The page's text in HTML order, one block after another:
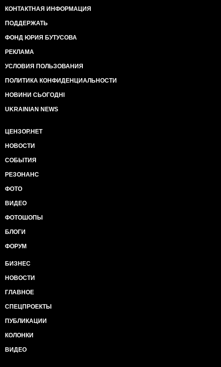
КОНТАКТНАЯ ИНФОРМАЦИЯ
ПОДДЕРЖАТЬ
ФОНД ЮРИЯ БУТУСОВА
РЕКЛАМА
УСЛОВИЯ ПОЛЬЗОВАНИЯ
ПОЛИТИКА КОНФИДЕНЦИАЛЬНОСТИ
НОВИНИ СЬОГОДНІ
UKRAINIAN NEWS
ЦЕНЗОР.НЕТ
НОВОСТИ
СОБЫТИЯ
РЕЗОНАНС
ФОТО
ВИДЕО
ФОТОШОПЫ
БЛОГИ
ФОРУМ
БИЗНЕС
НОВОСТИ
ГЛАВНОЕ
СПЕЦПРОЕКТЫ
ПУБЛИКАЦИИ
КОЛОНКИ
ВИДЕО